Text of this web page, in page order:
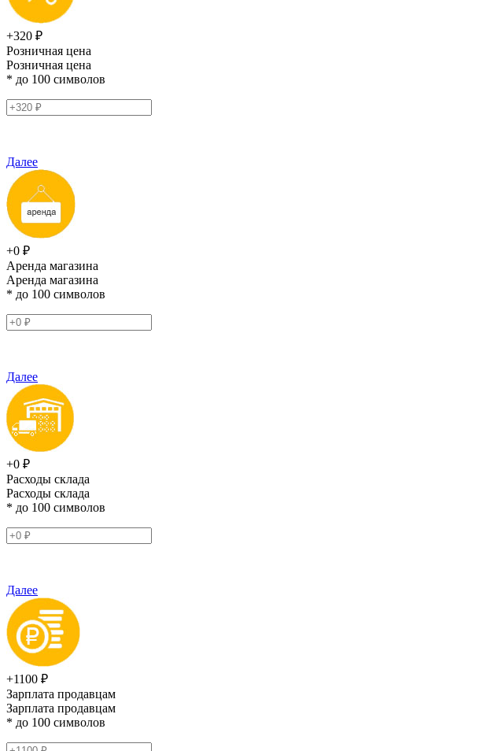
+320 ₽
Розничная цена
Розничная цена
* до 100 символов
Далее
+0 ₽
Аренда магазина
Аренда магазина
* до 100 символов
Далее
+0 ₽
Расходы склада
Расходы склада
* до 100 символов
Далее
+1100 ₽
Зарплата продавцам
Зарплата продавцам
* до 100 символов